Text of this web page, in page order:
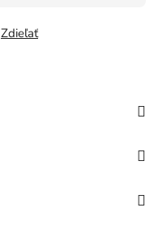
Zdieľať